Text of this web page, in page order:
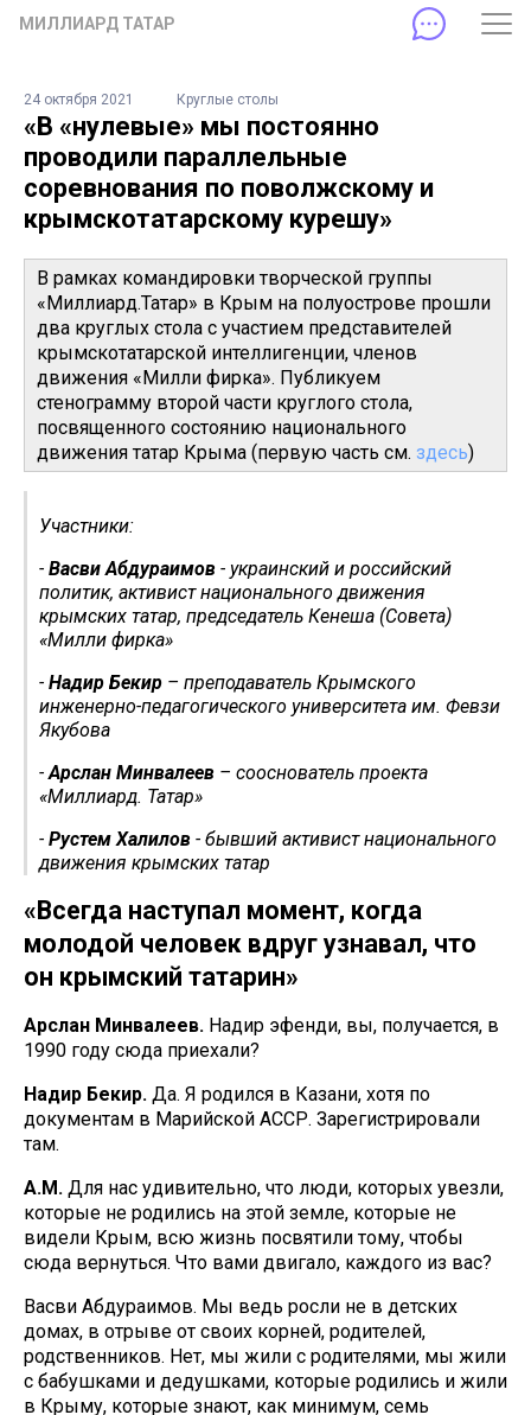
МИЛЛИАРД ТАТАР
24 октября 2021 Круглые столы
«В «нулевые» мы постоянно
проводили параллельные
соревнования по поволжскому и
крымскотатарскому курешу»
В рамках командировки творческой группы
«Миллиард.Татар» в Крым на полуострове прошли
два круглых стола с участием представителей
крымскотатарской интеллигенции, членов
движения «Милли фирка». Публикуем
стенограмму второй части круглого стола,
посвященного состоянию национального
движения татар Крыма (первую часть см. здесь)
Участники:
- Васви Абдураимов - украинский и российский
политик, активист национального движения
крымских татар, председатель Кенеша (Совета)
«Милли фирка»
- Надир Бекир – преподаватель Крымского
инженерно-педагогического университета им. Февзи
Якубова
-Арслан Минвалеев – сооснователь проекта
«Миллиард. Татар»
- Рустем Халилов - бывший активист национального
движения крымских татар
«Всегда наступал момент, когда
молодой человек вдруг узнавал, что
он крымский татарин»
Арслан Минвалеев. Надир эфенди, вы, получается, в
1990 году сюда приехали?
Надир Бекир. Да. Я родился в Казани, хотя по
документам в Марийской АССР. Зарегистрировали
там.
А.М. Для нас удивительно, что люди, которых увезли,
которые не родились на этой земле, которые не
видели Крым, всю жизнь посвятили тому, чтобы
сюда вернуться. Что вами двигало, каждого из вас?
Васви Абдураимов. Мы ведь росли не в детских
домах, в отрыве от своих корней, родителей,
родственников. Нет, мы жили с родителями, мы жили
с бабушками и дедушками, которые родились и жили
в Крыму, которые знают, как минимум, семь